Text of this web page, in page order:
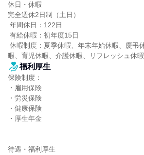
休日・休暇
完全週休2日制（土日）
暇、育児休暇、介護休暇、リフレッシュ休暇
福利厚生
保険制度：
・雇用保険
・労災保険
・健康保険
・厚生年金
待遇・福利厚生